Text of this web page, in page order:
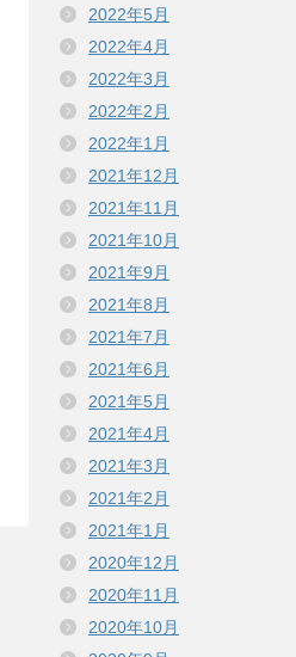
2022年5月
2022年4月
2022年3月
2022年2月
2022年1月
2021年12月
2021年11月
2021年10月
2021年9月
2021年8月
2021年7月
2021年6月
2021年5月
2021年4月
2021年3月
2021年2月
2021年1月
2020年12月
2020年11月
2020年10月